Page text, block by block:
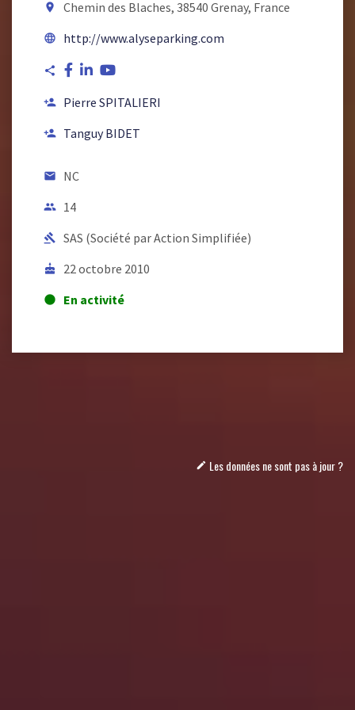
room Chemin des Blaches, 38540 Grenay, France
language http://www.alyseparking.com
share
person_add Pierre SPITALIERI
person_add Tanguy BIDET
email NC
people 14
gavel SAS (Société par Action Simplifiée)
cake 22 octobre 2010
lens En activité
mode_edit Les données ne sont pas à jour ?